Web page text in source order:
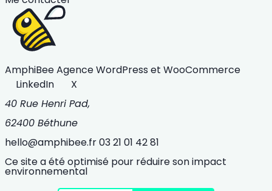
AmphiBeeAgence WordPress et WooCommerce
LinkedIn
X
40 Rue Henri Pad,
62400 Béthune
hello@amphibee.fr03 21 01 42 81
Ce site a été optimisé pour réduire son impact
environnemental